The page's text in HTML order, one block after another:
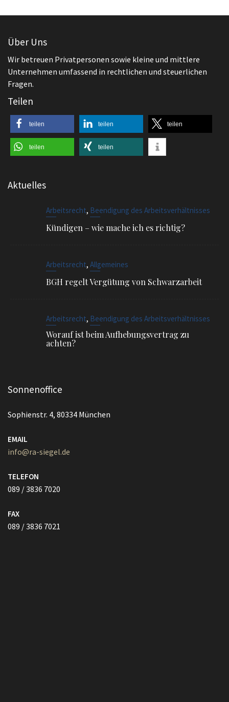
Fragen.
teilen teilen
Aktuelles
Arbeitsrecht,Beendigung des Arbeitsverhältnisses
Kündigen – wie mache ich es richtig?
BGH regelt Vergütung von Schwarzarbeit
Worauf ist beim Aufhebungsvertrag zu
achten?
Sonnenoffice
Sophienstr. 4, 80334 München
089 / 3836 7020
FAX
089 / 3836 7021